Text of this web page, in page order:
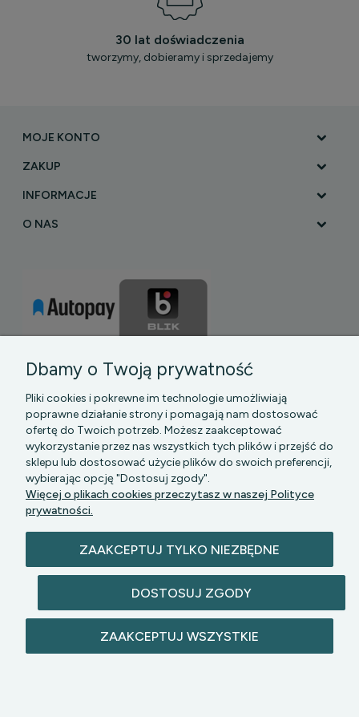
30 lat doświadczenia
tworzymy, dobieramy i sprzedajemy
MOJE KONTO
ZAKUP
INFORMACJE
O NAS
PGK MAZOWSZE SP Z O.O.|| Bartycka 24-210B,
00-716 WARSZAWA, woj. mazowieckie || NIP:
zastrzeżone.
Dbamy o Twoją prywatność
Pliki cookies i pokrewne im technologie umożliwiają
poprawne działanie strony i pomagają nam dostosować
ofertę do Twoich potrzeb. Możesz zaakceptować
wykorzystanie przez nas wszystkich tych plików i przejść do
sklepu lub dostosować użycie plików do swoich preferencji,
wybierając opcję "Dostosuj zgody".
Więcej o plikach cookies przeczytasz w naszej Polityce
prywatności.
ZAAKCEPTUJ TYLKO NIEZBĘDNE
DOSTOSUJ ZGODY
ZAAKCEPTUJ WSZYSTKIE